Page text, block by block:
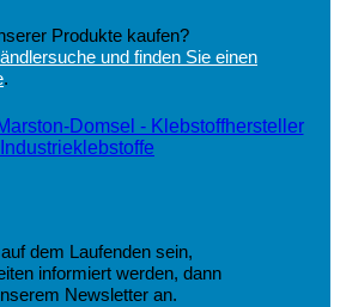
Produkte kaufen?
und finden Sie einen
.
dem Laufenden sein,
informiert werden, dann
Newsletter an.